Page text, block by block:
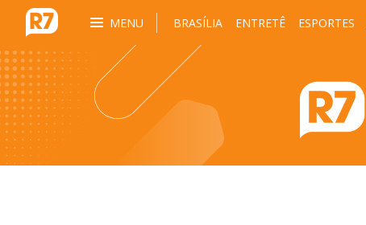
MENU BRASÍLIA ENTRETÊ ESPORTES